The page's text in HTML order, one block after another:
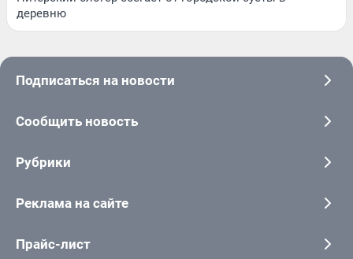
деревню
Подписаться на новости
Сообщить новость
Рубрики
Реклама на сайте
Прайс-лист